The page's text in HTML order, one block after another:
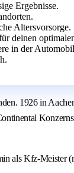
Ergebnisse.
Altersvorsorge.
deinen
in der
1926 in
als Kfz-Meister